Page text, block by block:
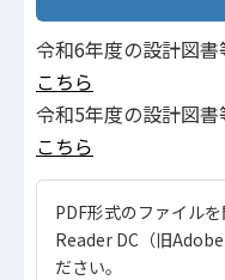
令和6年度の設計図
こちら
令和5年度の設計図
こちら
PDF形式のファイル
Reader DC（旧
ださい。